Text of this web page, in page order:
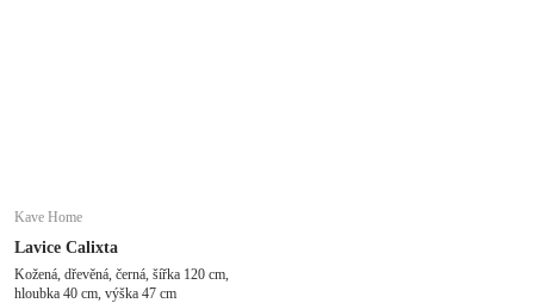
Kave Home
Lavice Calixta
Kožená, dřevěná, černá, šířka 120 cm,
hloubka 40 cm, výška 47 cm